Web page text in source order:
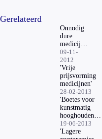
Gerelateerd
Onnodig
dure
medicijnen
via
huisarts
09-11-
2012
'Vrije
prijsvorming
medicijnen'
28-02-2013
'Boetes voor
kunstmatig
hooghouden
medicijnprijzen'
19-06-2013
'Lagere